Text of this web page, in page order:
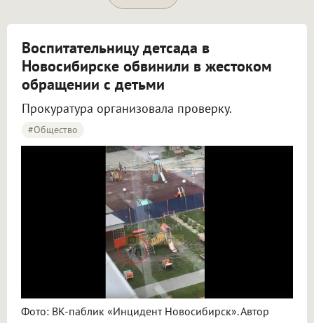
Воспитательницу детсада в
Новосибирске обвинили в жестоком
обращении с детьми
Прокуратура организовала проверку.
#Общество
Фото: ВК-паблик «Инцидент Новосибирск». Автор